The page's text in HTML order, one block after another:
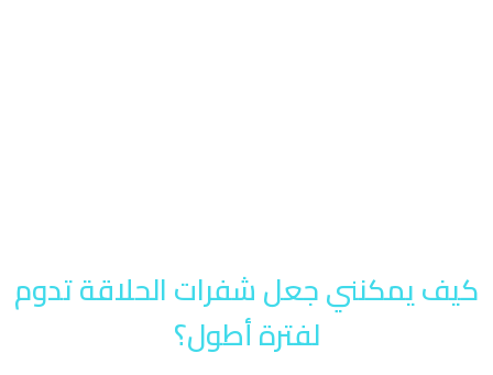
كيف يمكنني جعل شفرات الحلاقة تدوم
لفترة أطول؟